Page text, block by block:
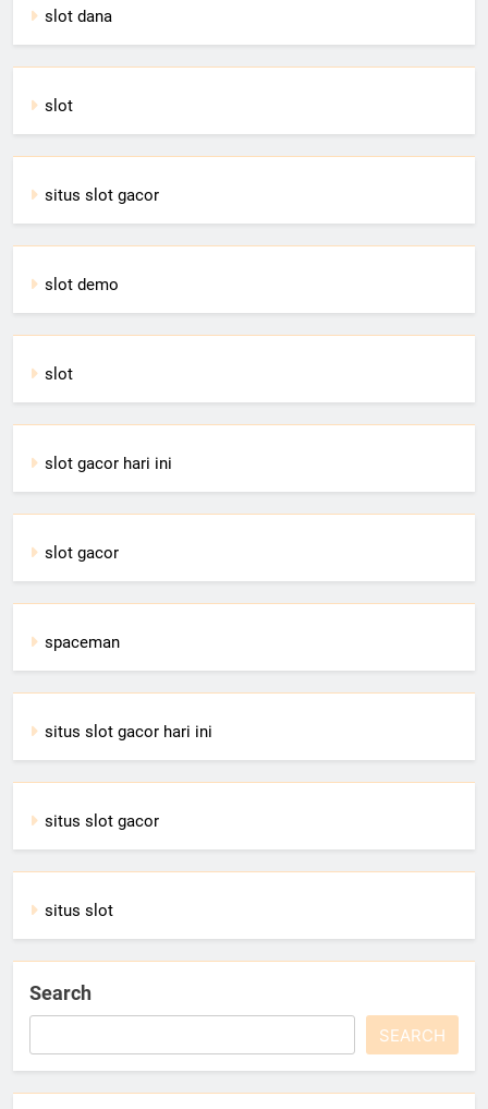
slot dana
slot
situs slot gacor
slot demo
slot
slot gacor hari ini
slot gacor
spaceman
situs slot gacor hari ini
situs slot gacor
situs slot
Search
SEARCH